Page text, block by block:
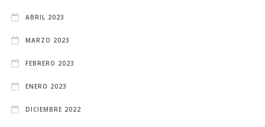
ABRIL 2023
MARZO 2023
FEBRERO 2023
ENERO 2023
DICIEMBRE 2022